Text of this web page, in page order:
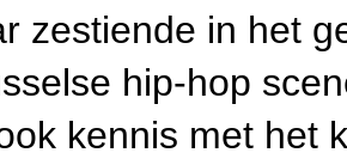
zestiende in het
hip-hop
kennis met het